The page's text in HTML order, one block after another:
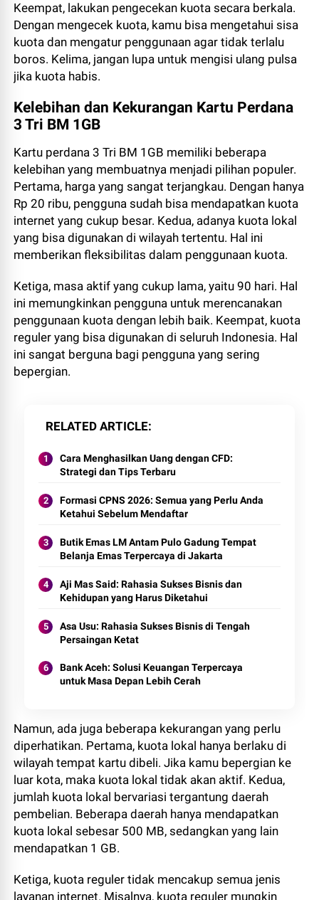
Keempat, lakukan pengecekan kuota secara berkala.
Dengan mengecek kuota, kamu bisa mengetahui sisa
kuota dan mengatur penggunaan agar tidak terlalu
boros. Kelima, jangan lupa untuk mengisi ulang pulsa
jika kuota habis.
Kelebihan dan Kekurangan Kartu Perdana
3 Tri BM 1GB
Kartu perdana 3 Tri BM 1GB memiliki beberapa
kelebihan yang membuatnya menjadi pilihan populer.
Pertama, harga yang sangat terjangkau. Dengan hanya
Rp 20 ribu, pengguna sudah bisa mendapatkan kuota
internet yang cukup besar. Kedua, adanya kuota lokal
yang bisa digunakan di wilayah tertentu. Hal ini
memberikan fleksibilitas dalam penggunaan kuota.
Ketiga, masa aktif yang cukup lama, yaitu 90 hari. Hal
ini memungkinkan pengguna untuk merencanakan
penggunaan kuota dengan lebih baik. Keempat, kuota
reguler yang bisa digunakan di seluruh Indonesia. Hal
ini sangat berguna bagi pengguna yang sering
bepergian.
RELATED ARTICLE
Cara Menghasilkan Uang dengan CFD:
Strategi dan Tips Terbaru
Formasi CPNS 2026: Semua yang Perlu Anda
Ketahui Sebelum Mendaftar
Butik Emas LM Antam Pulo Gadung Tempat
Belanja Emas Terpercaya di Jakarta
Aji Mas Said: Rahasia Sukses Bisnis dan
Kehidupan yang Harus Diketahui
Asa Usu: Rahasia Sukses Bisnis di Tengah
Persaingan Ketat
Bank Aceh: Solusi Keuangan Terpercaya
untuk Masa Depan Lebih Cerah
Namun, ada juga beberapa kekurangan yang perlu
diperhatikan. Pertama, kuota lokal hanya berlaku di
wilayah tempat kartu dibeli. Jika kamu bepergian ke
luar kota, maka kuota lokal tidak akan aktif. Kedua,
jumlah kuota lokal bervariasi tergantung daerah
pembelian. Beberapa daerah hanya mendapatkan
kuota lokal sebesar 500 MB, sedangkan yang lain
mendapatkan 1 GB.
Ketiga, kuota reguler tidak mencakup semua jenis
layanan internet. Misalnya, kuota reguler mungkin